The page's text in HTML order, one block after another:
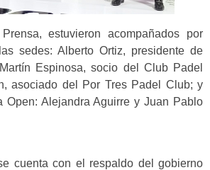
estuvieron acompañados por
sedes: Alberto Ortiz, presidente de
Espinosa, socio del Club Padel
asociado del Por Tres Padel Club; y
Open: Alejandra Aguirre y Juan Pablo
cuenta con el respaldo del gobierno